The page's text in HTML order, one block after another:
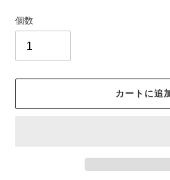
個数
カートに追